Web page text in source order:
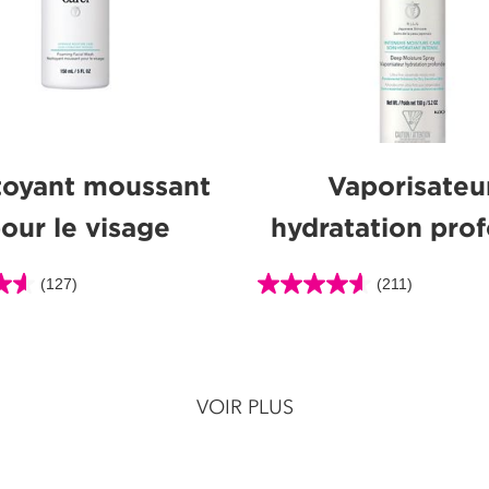
moussant
le visage
(127)
hydratation
(211)
4.6
211
VOIR PLUS